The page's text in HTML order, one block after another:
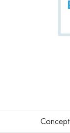
Concept